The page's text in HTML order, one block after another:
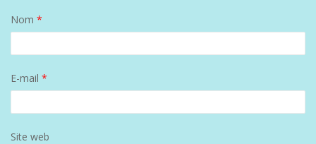
Nom *
E-mail *
Site web